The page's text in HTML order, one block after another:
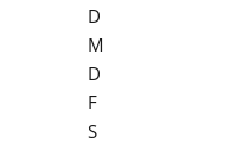
D
M
D
F
S